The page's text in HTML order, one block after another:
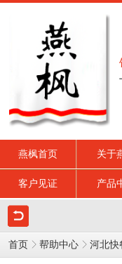
燕枫首页 关于
客户见证 产品
首页 帮助中心 河北快